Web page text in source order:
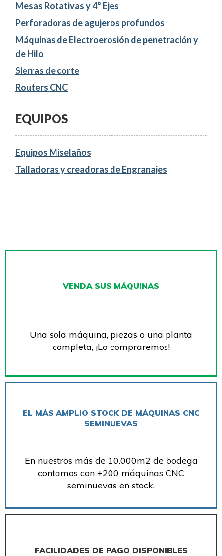
Mesas Rotativas y 4° Ejes
Perforadoras de agujeros profundos
Máquinas de Electroerosión de penetración y
de Hilo
Sierras de corte
Routers CNC
EQUIPOS
Equipos Miselaños
Talladoras y creadoras de Engranajes
VENDA SUS MÁQUINAS
Una sola máquina, piezas o una planta
completa, ¡Lo compraremos!
EL MÁS AMPLIO STOCK DE MÁQUINAS CNC
SEMINUEVAS
En nuestros más de 10.000m2 de bodega
contamos con +200 máquinas CNC
seminuevas en stock.
FACILIDADES DE PAGO DISPONIBLES